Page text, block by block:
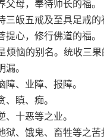
母，奉待师长的福。
皈五戒及至具足戒的
心，修行佛道的福。
恼的别名。统收三果
。
、业障、报障。
瞋、痴。
十恶等之业。
、饿鬼、畜牲等之苦